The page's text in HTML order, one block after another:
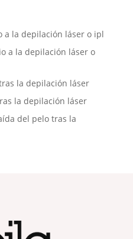
a la depilación láser o ipl
a la depilación láser o
la depilación láser
la depilación láser
del pelo tras la